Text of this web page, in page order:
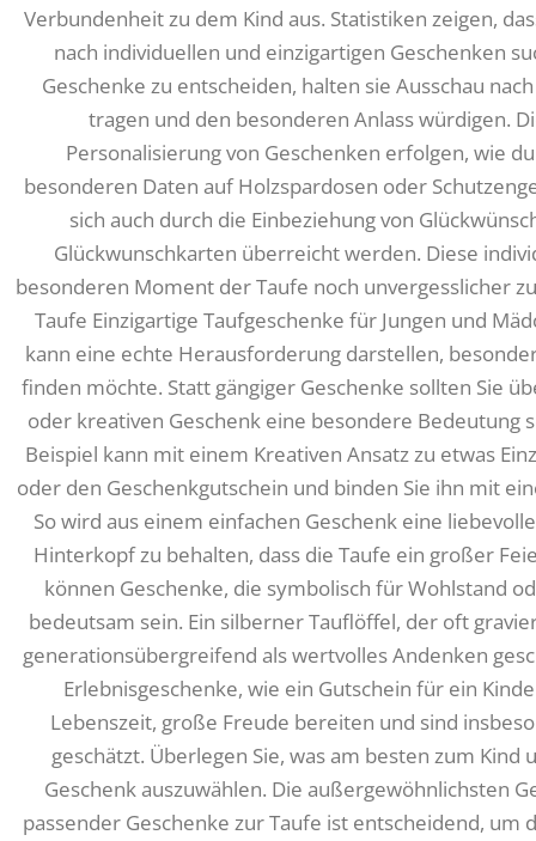
Verbundenheit zu dem Kind aus. Statistiken zeigen,
nach individuellen und einzigartigen Geschenken
Geschenke zu entscheiden, halten sie Ausschau
tragen und den besonderen Anlass würdigen.
Personalisierung von Geschenken erfolgen, wie
besonderen Daten auf Holzspardosen oder
sich auch durch die Einbeziehung von
Glückwunschkarten überreicht werden. Diese
besonderen Moment der Taufe noch unvergesslicher
Taufe Einzigartige Taufgeschenke für Jungen und
kann eine echte Herausforderung darstellen,
finden möchte. Statt gängiger Geschenke sollten Sie
oder kreativen Geschenk eine besondere Bedeutung
Beispiel kann mit einem Kreativen Ansatz zu etwas
oder den Geschenkgutschein und binden Sie ihn mit
So wird aus einem einfachen Geschenk eine
Hinterkopf zu behalten, dass die Taufe ein großer
können Geschenke, die symbolisch für Wohlstand
bedeutsam sein. Ein silberner Tauflöffel, der oft
generationsübergreifend als wertvolles Andenken
Erlebnisgeschenke, wie ein Gutschein für ein
Lebenszeit, große Freude bereiten und sind
geschätzt. Überlegen Sie, was am besten zum Kind
Geschenk auszuwählen. Die außergewöhnlichsten
passender Geschenke zur Taufe ist entscheidend, um